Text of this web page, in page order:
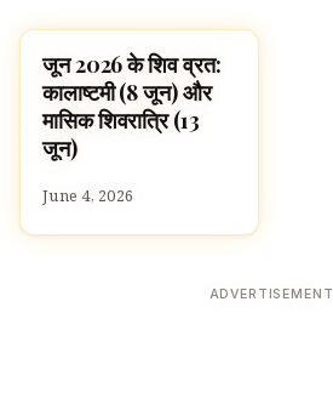
FESTIVALS
जून 2026 के शिव व्रत:
कालाष्टमी (8 जून) और
मासिक शिवरात्रि (13
जून)
June 4, 2026
ADVERTISEMENT